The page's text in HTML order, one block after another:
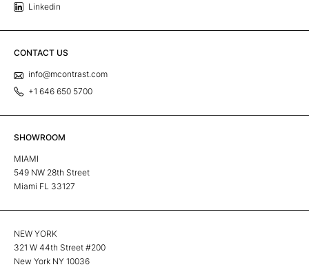
Linkedin
CONTACT US
info@mcontrast.com
+1 646 650 5700
SHOWROOM
MIAMI
549 NW 28th Street
Miami FL 33127
NEW YORK
321 W 44th Street #200
New York NY 10036